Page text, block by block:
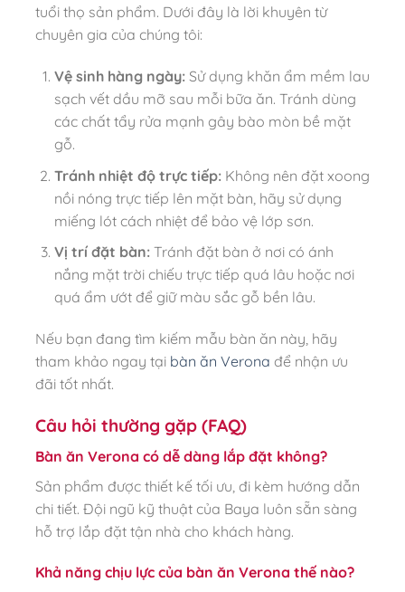
tuổi thọ sản phẩm. Dưới đây là lời khuyên từ
chuyên gia của chúng tôi:
Vệ sinh hàng ngày:Sử dụng khăn ẩm mềm lau
sạch vết dầu mỡ sau mỗi bữa ăn. Tránh dùng
các chất tẩy rửa mạnh gây bào mòn bề mặt
gỗ.
Tránh nhiệt độ trực tiếp:Không nên đặt xoong
nồi nóng trực tiếp lên mặt bàn, hãy sử dụng
miếng lót cách nhiệt để bảo vệ lớp sơn.
Vị trí đặt bàn:Tránh đặt bàn ở nơi có ánh
nắng mặt trời chiếu trực tiếp quá lâu hoặc nơi
quá ẩm ướt để giữ màu sắc gỗ bền lâu.
Nếu bạn đang tìm kiếm mẫu bàn ăn này, hãy
tham khảo ngay tại bàn ăn Verona để nhận ưu
đãi tốt nhất.
Câu hỏi thường gặp (FAQ)
Bàn ăn Verona có dễ dàng lắp đặt không?
Sản phẩm được thiết kế tối ưu, đi kèm hướng dẫn
chi tiết. Đội ngũ kỹ thuật của Baya luôn sẵn sàng
hỗ trợ lắp đặt tận nhà cho khách hàng.
Khả năng chịu lực của bàn ăn Verona thế nào?